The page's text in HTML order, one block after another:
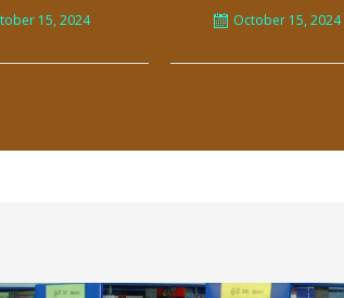
15, 2024 October 15, 2024